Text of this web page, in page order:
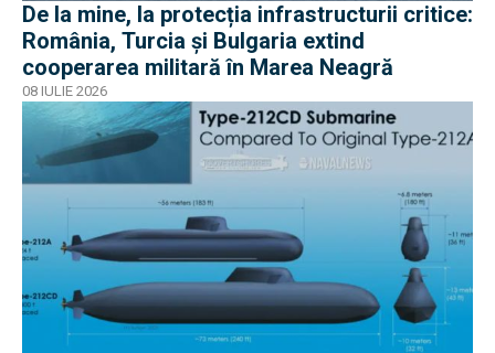
De la mine, la protecția infrastructurii critice:
România, Turcia și Bulgaria extind
cooperarea militară în Marea Neagră
08 IULIE 2026